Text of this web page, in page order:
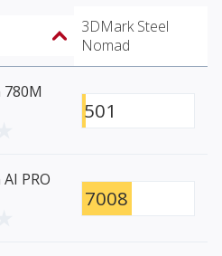
3DMark Steel
Nomad
780M
501
PRO
7008